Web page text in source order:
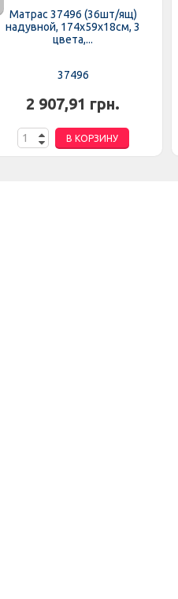
Матрас 37496 (36шт/ящ)
надувной, 174х59х18см, 3
цвета,...
37496
2 907,91 грн.
В КОРЗИНУ